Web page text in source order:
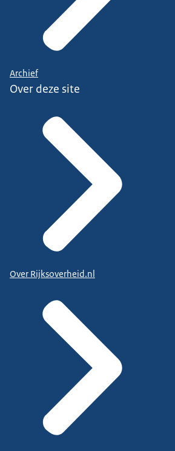
Archief
Over deze site
Over Rijksoverheid.nl